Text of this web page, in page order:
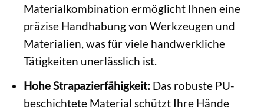
Materialkombination ermöglicht Ihnen eine
präzise Handhabung von Werkzeugen und
Materialien, was für viele handwerkliche
Tätigkeiten unerlässlich ist.
Hohe Strapazierfähigkeit:Das robuste PU-
beschichtete Material schützt Ihre Hände